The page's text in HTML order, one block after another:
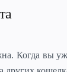
Когда вы